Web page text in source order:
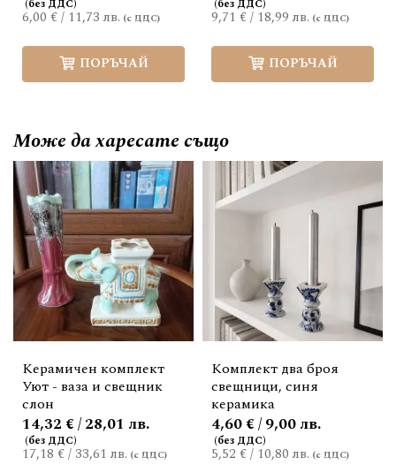
6,00 €/ 11,73 лв.
ПОРЪЧАЙ
9,71 €/ 18,99 лв.
ПОРЪЧАЙ
Може дахаресате също
Керамичен комплект
Уют - ваза и свещник
слон
17,18 €/ 33,61 лв.
14,32 € / 28,01 лв.
Комплект два броя
свещници, синя
керамика
5,52 €/ 10,80 лв.
4,60 € / 9,00 лв.